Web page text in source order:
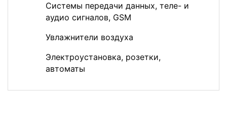
Системы передачи данных, теле- и
аудио сигналов, GSM
Увлажнители воздуха
Электроустановка, розетки,
автоматы